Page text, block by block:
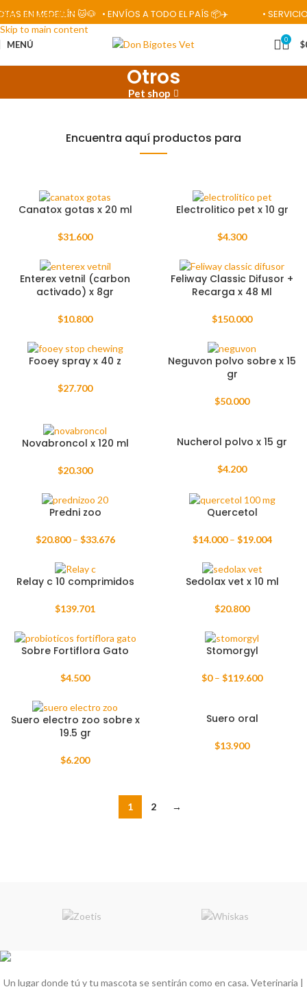
Skip to navigation
Skip to main content
EN MEDELLÍN 🐱🐶 • ENVÍOS A TODO EL PAÍS 📦✈️ •
MENÚ 0 $
Otros
Pet shop
Encuentra aquí productos para
Canatox gotas x 20 ml
$31.600
Electrolitico pet x 10 gr
$4.300
Enterex vetnil (carbon
activado) x 8gr
$10.800
Feliway Classic Difusor +
Recarga x 48 Ml
$150.000
Fooey spray x 40 z
$27.700
Neguvon polvo sobre x 15
gr
$50.000
Novabroncol x 120 ml
$20.300
Nucherol polvo x 15 gr
$4.200
Predni zoo
$20.800 – $33.676
Quercetol
$14.000 – $19.004
Relay c 10 comprimidos
$139.701
Sedolax vet x 10 ml
$20.800
Sobre Fortiflora Gato
$4.500
Stomorgyl
$0 – $119.600
Suero electro zoo sobre x
19.5 gr
$6.200
Suero oral
$13.900
1 2 →
Un lugar donde tú y tu mascota se sentirán como en casa. Veterinaria |